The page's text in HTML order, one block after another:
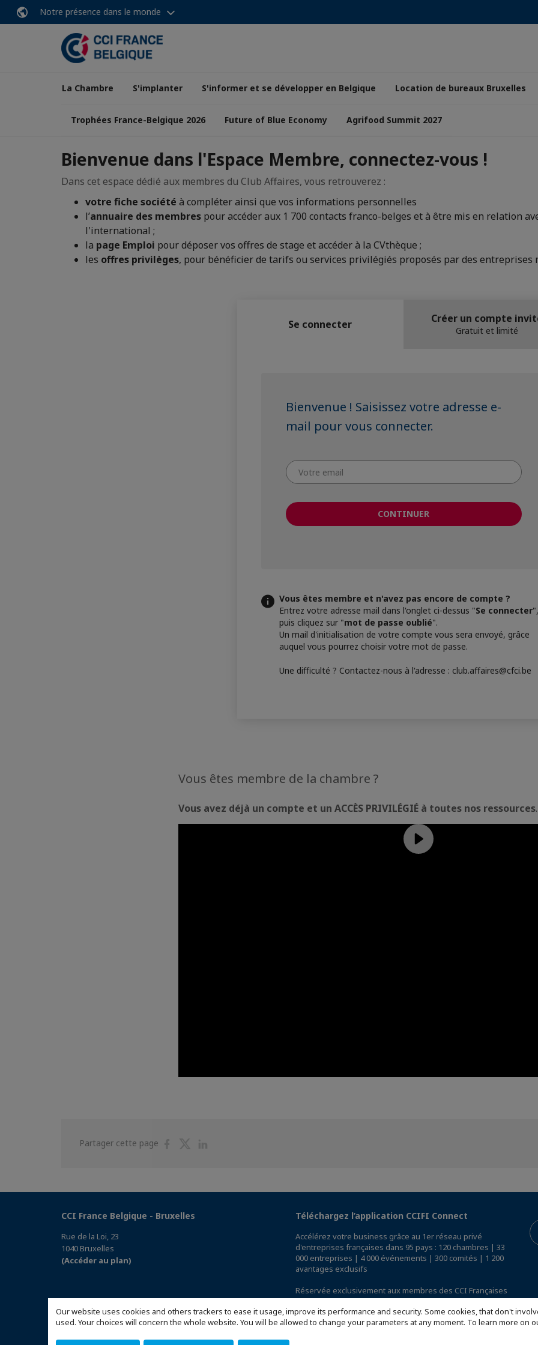
Our website uses cookies and others trackers to ease it usage, improve its performance and security. Some cookies, that don't
used. Your choices will concern the whole website. You will be allowed to change your parameters at any moment. To learn more on
Notre présence dans le monde
La Chambre S'implanter S'informer et se développer en Belgique Location de bureaux Bruxelles
Trophées France-Belgique 2026 Future of Blue Economy Agrifood Summit 2027
Bienvenue dans l'Espace Membre, connectez-vous !
Dans cet espace dédié aux membres du Club Affaires, vous retrouverez :
votre fiche société à compléter ainsi que vos informations personnelles
l’annuaire des membres pour accéder aux 1 700 contacts franco-belges et à être mis en relation
l'international ;
la page Emploi pour déposer vos offres de stage et accéder à la CVthèque ;
les offres privilèges, pour bénéficier de tarifs ou services privilégiés proposés par des entreprises
Se connecter Créer un compte
Gratuit et limité
Bienvenue ! Saisissez votre adresse e-
mail pour vous connecter.
CONTINUER
Vous êtes membre et n'avez pas encore de compte ?
Entrez votre adresse mail dans l'onglet ci-dessus "Se connecter",
puis cliquez sur "mot de passe oublié".
Un mail d'initialisation de votre compte vous sera envoyé, grâce
auquel vous pourrez choisir votre mot de passe.
Une difficulté ? Contactez-nous à l'adresse : club.affaires@cfci.be
Vous êtes membre de la chambre ?
Vous avez déjà un compte et un ACCÈS PRIVILÉGIÉ à toutes nos ressources.
Partager cette page
PartagerPartager
CCI France Belgique - Bruxelles
Rue de la Loi, 23
1040 Bruxelles
(Accéder au plan)
Téléchargez l’application CCIFI Connect
Accélérez votre business grâce au 1er réseau privé
d'entreprises françaises dans 95 pays : 120 chambres | 33
000 entreprises | 4 000 événements | 300 comités | 1 200
avantages exclusifs
Réservée exclusivement aux membres des CCI Françaises
à l'International,découvrez l'app CCIFI Connect.